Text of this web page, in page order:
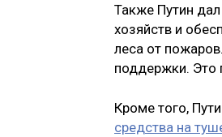
Также Путин
хозяйств и
леса от
поддержки. Это
Кроме того,
средства на